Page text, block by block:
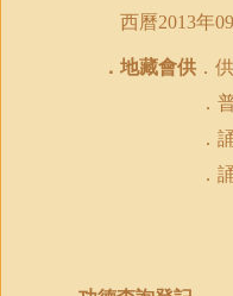
西曆2013年09
．地藏會供 ．
．
．
．